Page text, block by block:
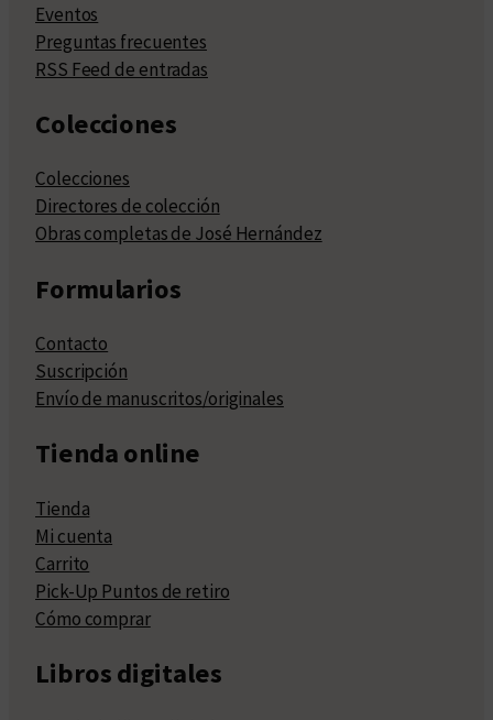
Eventos
Preguntas frecuentes
RSS Feed de entradas
Colecciones
Colecciones
Directores de colección
Obras completas de José Hernández
Formularios
Contacto
Suscripción
Envío de manuscritos/originales
Tienda online
Tienda
Mi cuenta
Carrito
Pick-Up Puntos de retiro
Cómo comprar
Libros digitales